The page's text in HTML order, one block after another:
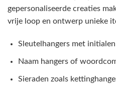
gepersonaliseerde creaties
vrije loop en ontwerp unieke
Sleutelhangers met initialen
Naam hangers of
Sieraden zoals